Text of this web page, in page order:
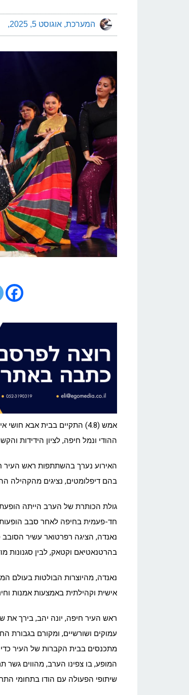
המערכת אוגוסט 5, 2025
אמש (4.8) התקיים בבית אבא
ההודי ונמל חיפה, לציון הידידות
בהם דיפלומטים, נציגים מהקהילה
נאנדה, הציגה רפרטואר עשיר הסובב
בהרטנאטיאם וקטאק, לבין סגנונות
נאנדה, מהיוצרות הבולטות בעולם
אישית וקהילתית באמצעות אמנות
ראש העיר חיפה, יונה יהב, בירך את
עמוקים ושורשיים, ומקורם
מתכנסים בבית הקברות של העיר כדי
המופע, בו צפינו הערב, מהווים גשר
שיתופי הפעולה עם הודו בתחומי